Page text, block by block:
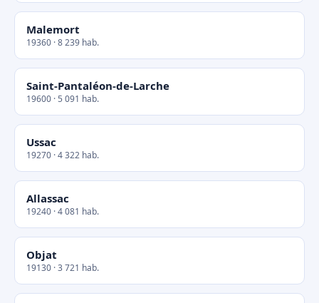
Malemort
19360 · 8 239 hab.
Saint-Pantaléon-de-Larche
19600 · 5 091 hab.
Ussac
19270 · 4 322 hab.
Allassac
19240 · 4 081 hab.
Objat
19130 · 3 721 hab.